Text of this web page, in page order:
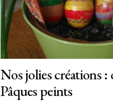
Nos jolies créations
Pâques peints